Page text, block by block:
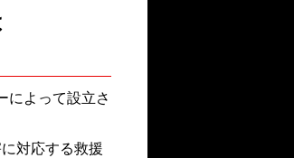
によって設立さ
対応する救援